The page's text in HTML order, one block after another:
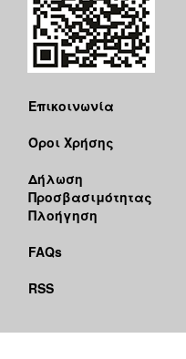
Επικοινωνία
Όροι Χρήσης
Δήλωση
Προσβασιμότητας
Πλοήγηση
FAQs
RSS